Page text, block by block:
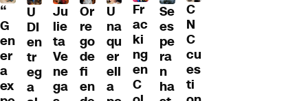
“
G
en
er
a
ex
U
DI
en
tr
eg
a
Ju
lie
ta
Ve
ne
ga
Or
re
go
de
fi
en
U
na
qu
er
ell
a
Fr
ac
ki
ng
en
C
Se
es
pe
ra
n
ha
C
N
C
cu
es
ti